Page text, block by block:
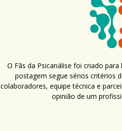
O Fãs da Psicanálise foi criado
postagem segue sérios critérios
colaboradores, equipe técnica e
opinião de um